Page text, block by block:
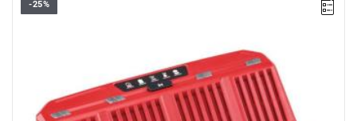
• Napięcie: 12 V
-25%